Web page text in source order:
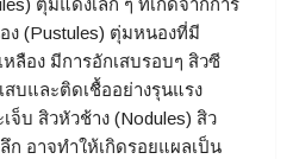
ตุ่มแดงเล็ก ๆ ที่เกิดจากการ
ง (Pustules) ตุ่มหนองที่มี
ลือง มีการอักเสบรอบๆ สิวซี
บและติดเชื้ออย่างรุนแรง
จ็บ สิวหัวช้าง (Nodules) สิว
อาจทำให้เกิดรอยแผลเป็น